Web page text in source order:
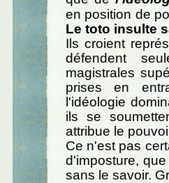
en position de
Le toto insulte
Ils croient
défendent
magistrales
prises en
l'idéologie
ils se
attribue le
Ce n'est pas
d'imposture,
sans le savoir.